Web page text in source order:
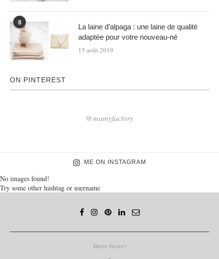
8
La laine d’alpaga : une laine de qualité
adaptée pour votre nouveau-né
15 août 2019
ON PINTEREST
@mamyfactory
ME ON INSTAGRAM
No images found!
Try some other hashtag or username
Mamy Factory